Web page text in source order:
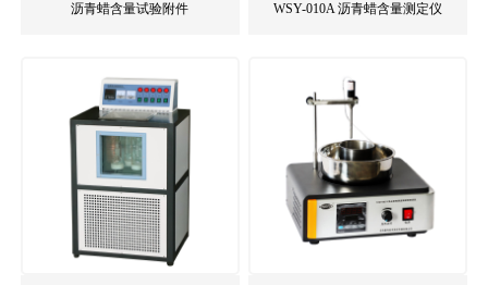
沥青蜡含量试验附件 WSY-010A 沥青蜡含量测定仪